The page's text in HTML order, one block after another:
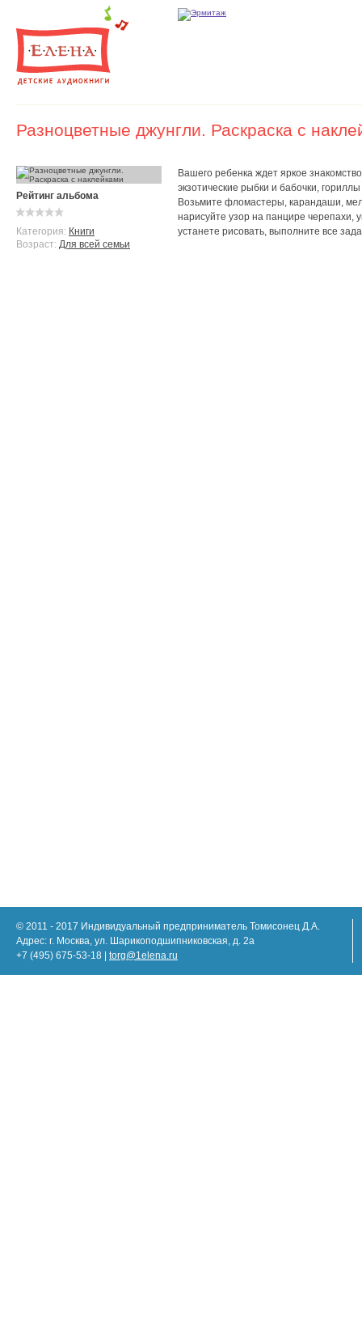
Разноцветные джунгли. Раскраска с
Рейтинг альбома
Категория: Книги
Возраст: Для всей семьи
Вашего ребенка ждет яркое
экзотические рыбки и бабочки,
Возьмите фломастеры, карандаши,
нарисуйте узор на панцире черепахи,
устанете рисовать, выполните все
© 2011 - 2017 Индивидуальный предприниматель Томисонец Д.А.
Адрес: г. Москва, ул. Шарикоподшипниковская, д. 2а
+7 (495) 675-53-18 | torg@1elena.ru